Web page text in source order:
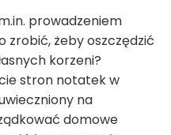
prowadzeniem
zrobić, żeby oszczędzić
korzeni?
stron notatek w
na
domowe